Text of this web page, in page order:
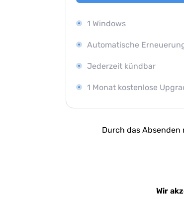
1 Windows
Automatische
Jederzeit kündbar
1 Monat kostenlose
Durch das
Wir